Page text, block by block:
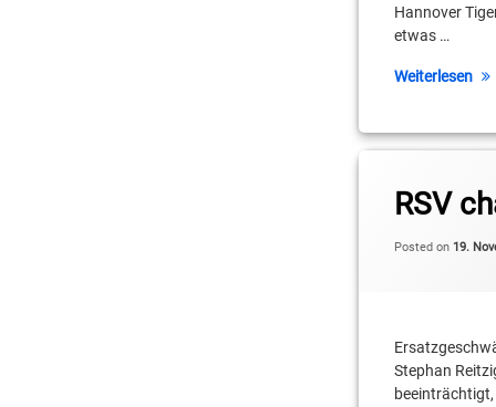
Hannover
etwas …
Weiterlesen
RSV
Posted on 19.
Stephan
Kellen Williams